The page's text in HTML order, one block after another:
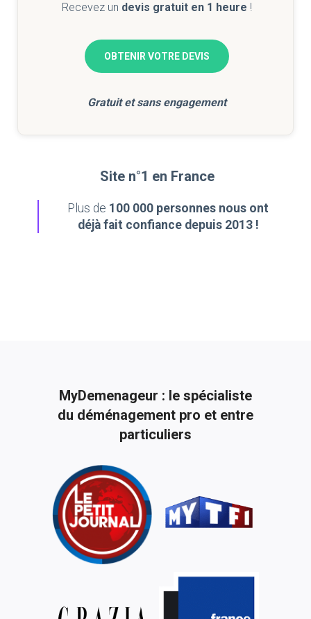
Recevez un devis gratuit en 1 heure !
OBTENIR VOTRE DEVIS
Gratuit et sans engagement
Site n°1 en France
Plus de 100 000 personnes nous ont
déjà fait confiance depuis 2013 !
MyDemenageur : le spécialiste
du déménagement pro et entre
particuliers